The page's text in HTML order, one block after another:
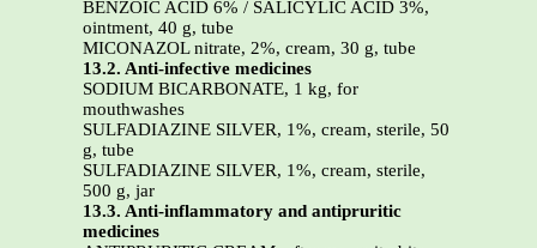
BENZOIC ACID 6% / SALICYLIC ACID 3%,
ointment, 40 g, tube
MICONAZOL nitrate, 2%, cream, 30 g, tube
13.2. Anti-infective medicines
SODIUM BICARBONATE, 1 kg, for
mouthwashes
SULFADIAZINE SILVER, 1%, cream, sterile, 50
g, tube
SULFADIAZINE SILVER, 1%, cream, sterile,
500 g, jar
13.3. Anti-inflammatory and antipruritic
medicines